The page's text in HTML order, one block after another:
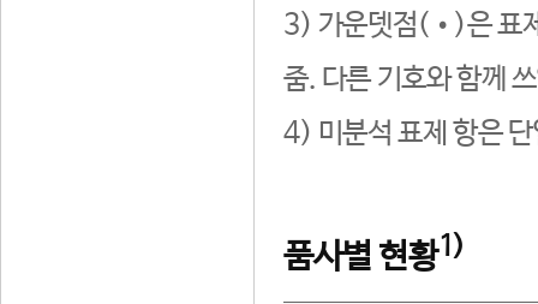
3) 가운뎃점(•)은 표
줌. 다른 기호와 함께
4) 미분석 표제 항은
품사별 현황1)